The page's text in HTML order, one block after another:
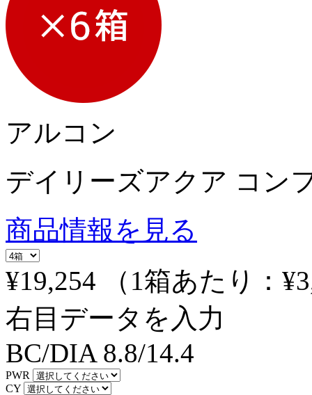
アルコン
デイリーズアクア コン
商品情報を見る
¥19,254
（1箱あたり：
右目データを入力
BC/DIA 8.8/14.4
PWR
CY